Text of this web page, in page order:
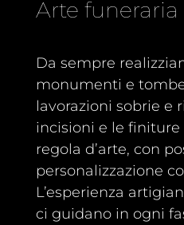
Arte
Da sempre
monumenti e
lavorazioni sobrie e
incisioni e le finiture
regola d’arte, con
personalizzazione
L’esperienza
ci guidano in ogni